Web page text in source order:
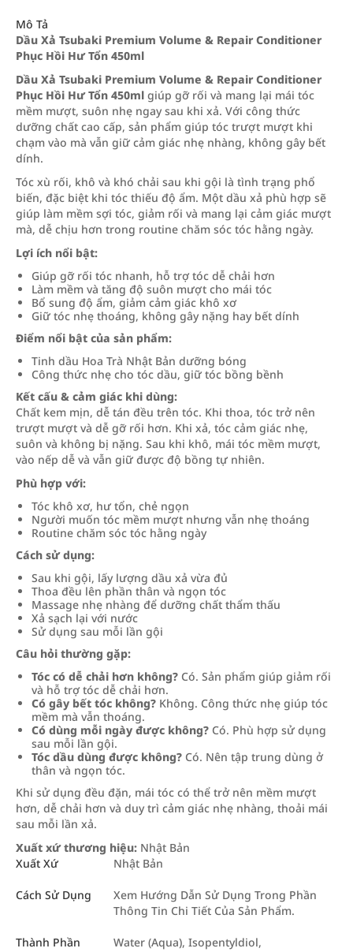
Mô Tả
Dầu Xả Tsubaki Premium Volume & Repair Conditioner
Phục Hồi Hư Tổn 450ml
Dầu Xả Tsubaki Premium Volume & Repair Conditioner
Phục Hồi Hư Tổn 450ml giúp gỡ rối và mang lại mái tóc
mềm mượt, suôn nhẹ ngay sau khi xả. Với công thức
dưỡng chất cao cấp, sản phẩm giúp tóc trượt mượt khi
chạm vào mà vẫn giữ cảm giác nhẹ nhàng, không gây bết
dính.
Tóc xù rối, khô và khó chải sau khi gội là tình trạng phổ
biến, đặc biệt khi tóc thiếu độ ẩm. Một dầu xả phù hợp sẽ
giúp làm mềm sợi tóc, giảm rối và mang lại cảm giác mượt
mà, dễ chịu hơn trong routine chăm sóc tóc hằng ngày.
Lợi ích nổi bật:
Giúp gỡ rối tóc nhanh, hỗ trợ tóc dễ chải hơn
Làm mềm và tăng độ suôn mượt cho mái tóc
Bổ sung độ ẩm, giảm cảm giác khô xơ
Giữ tóc nhẹ thoáng, không gây nặng hay bết dính
Điểm nổi bật của sản phẩm:
Tinh dầu Hoa Trà Nhật Bản dưỡng bóng
Công thức nhẹ cho tóc dầu, giữ tóc bồng bềnh
Kết cấu & cảm giác khi dùng:
Chất kem mịn, dễ tán đều trên tóc. Khi thoa, tóc trở nên
trượt mượt và dễ gỡ rối hơn. Khi xả, tóc cảm giác nhẹ,
suôn và không bị nặng. Sau khi khô, mái tóc mềm mượt,
vào nếp dễ và vẫn giữ được độ bồng tự nhiên.
Phù hợp với:
Tóc khô xơ, hư tổn, chẻ ngọn
Người muốn tóc mềm mượt nhưng vẫn nhẹ thoáng
Routine chăm sóc tóc hằng ngày
Cách sử dụng:
Sau khi gội, lấy lượng dầu xả vừa đủ
Thoa đều lên phần thân và ngọn tóc
Massage nhẹ nhàng để dưỡng chất thẩm thấu
Xả sạch lại với nước
Sử dụng sau mỗi lần gội
Câu hỏi thường gặp:
Tóc có dễ chải hơn không? Có. Sản phẩm giúp giảm rối
và hỗ trợ tóc dễ chải hơn.
Có gây bết tóc không? Không. Công thức nhẹ giúp tóc
mềm mà vẫn thoáng.
Có dùng mỗi ngày được không? Có. Phù hợp sử dụng
sau mỗi lần gội.
Tóc dầu dùng được không? Có. Nên tập trung dùng ở
thân và ngọn tóc.
Khi sử dụng đều đặn, mái tóc có thể trở nên mềm mượt
hơn, dễ chải hơn và duy trì cảm giác nhẹ nhàng, thoải mái
sau mỗi lần xả.
Xuất xứ thương hiệu: Nhật Bản
Xuất Xứ
Nhật Bản
Cách Sử Dụng
Xem Hướng Dẫn Sử Dụng Trong Phần
Thông Tin Chi Tiết Của Sản Phẩm.
Thành Phần
Water (Aqua), Isopentyldiol,